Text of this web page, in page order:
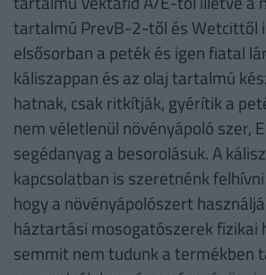
tartalmú PrevB-2-től és Wetcittől
elsősorban a peték és igen fiatal
káliszappan és az olaj tartalmú
hatnak, csak ritkítják, gyérítik a
nem véletlenül növényápoló szer,
segédanyag a besorolásuk. A
kapcsolatban is szeretnénk
hogy a növényápolószert
háztartási mosogatószerek fizikai
semmit nem tudunk a termékben